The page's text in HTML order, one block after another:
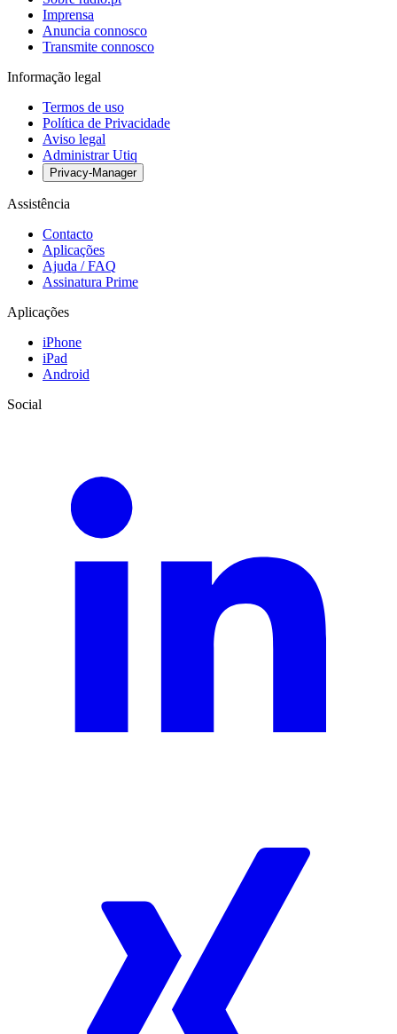
Imprensa
Anuncia connosco
Transmite connosco
Informação legal
Termos de uso
Política de Privacidade
Aviso legal
Administrar Utiq
Privacy-Manager
Assistência
Contacto
Aplicações
Ajuda / FAQ
Assinatura Prime
Aplicações
iPhone
iPad
Android
Social